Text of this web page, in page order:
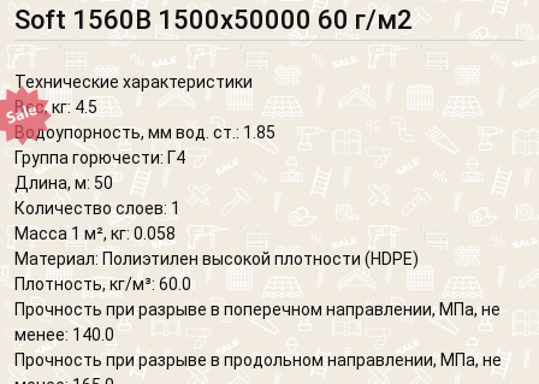
Soft 1560B 1500x50000 60 г/м2
Технические характеристики
Вес, кг: 4.5
Водоупорность, мм вод. ст.: 1.85
Группа горючести: Г4
Длина, м: 50
Количество слоев: 1
Масса 1 м², кг: 0.058
Материал: Полиэтилен высокой плотности (HDPE)
Плотность, кг/м³: 60.0
Прочность при разрыве в поперечном направлении, МПа, не
менее: 140.0
Прочность при разрыве в продольном направлении, МПа, не